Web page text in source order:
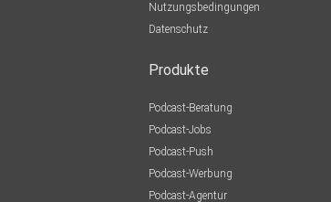
Nutzungsbedingungen
Datenschutz
Produkte
Podcast-Beratung
Podcast-Jobs
Podcast-Push
Podcast-Werbung
Podcast-Agentur